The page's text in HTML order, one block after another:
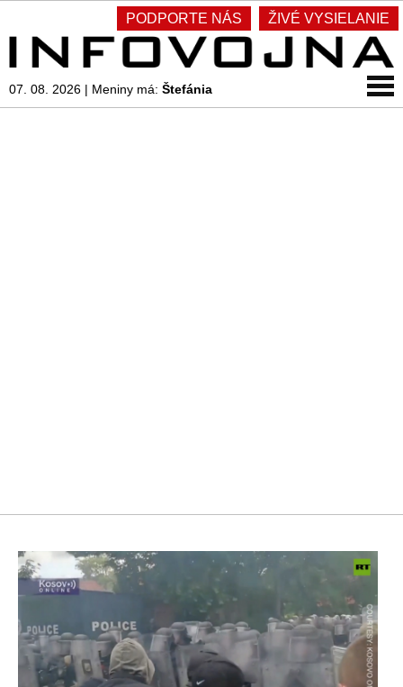
PODPORTE NÁS ŽIVÉ VYSIELANIE
07. 08. 2026 | Meniny má: Štefánia